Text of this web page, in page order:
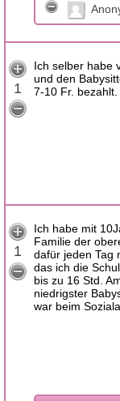
1
Ich selber habe
und den
7-10 Fr. bezahlt.
1
Ich habe mit
Familie der
dafür jeden Tag
das ich die
bis zu 16 Std.
niedrigster
war beim